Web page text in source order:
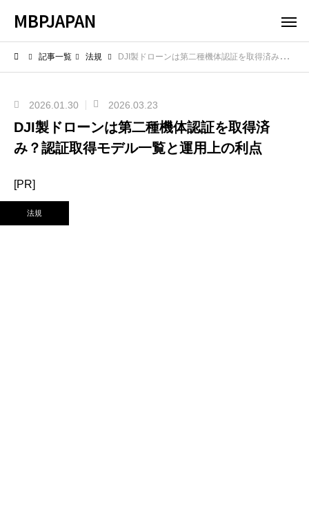
MBPJAPAN
記事一覧 法規 DJI製ドローンは第二種機体認証を取得済み？認証取得モデル一覧と運用上の利点
2026.01.30 2026.03.23
DJI製ドローンは第二種機体認証を取得済
み？認証取得モデル一覧と運用上の利点
[PR]
法規